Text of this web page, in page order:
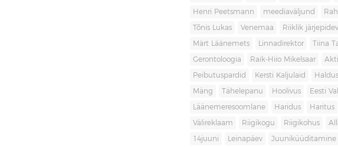
Henri Peetsmann meediaväljund
Tõnis Lukas Venemaa Riiklik
Märt Läänemets Linnadirektor Tiina
Gerontoloogia Raik-Hiio Mikelsaar
Peibutuspardid Kersti Kaljulaid
Mäng Tähelepanu Hoolivus Eesti
Läänemeresoomlane Haridus Haritus
Välireklaam Riigikogu Riigikohus
14juuni Leinapäev Juuniküüditamine